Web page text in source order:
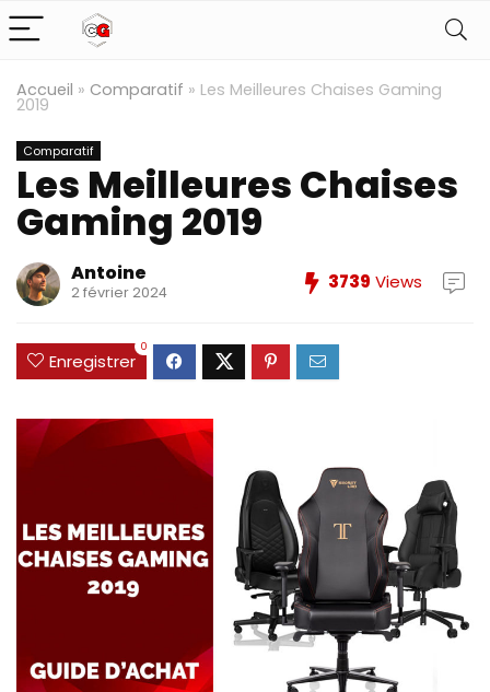
Accueil » Comparatif » Les Meilleures Chaises Gaming
2019
Comparatif
Les Meilleures Chaises
Gaming 2019
Antoine
2 février 2024 3739 Views
Enregistrer
0